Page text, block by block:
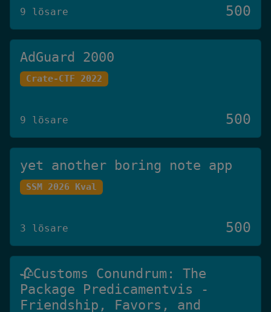
9 lösare 500
AdGuard 2000
Crate-CTF 2022
9 lösare 500
yet another boring note app
SSM 2026 Kval
3 lösare 500
🥀Customs Conundrum: The
Package Predicamentvis -
Friendship, Favors, and